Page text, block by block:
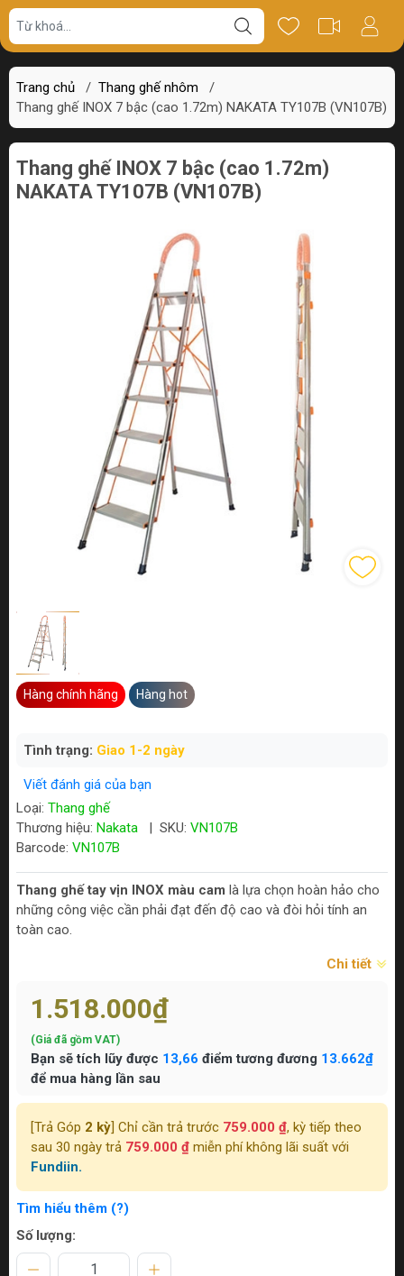
Trang chủ / Thang ghế nhôm
/
Thang ghế INOX 7 bậc (cao 1.72m) NAKATA TY107B (VN107B)
Giá bán Thông số Review
Thang ghế INOX 7 bậc (cao 1.72m)
NAKATA TY107B (VN107B)
Hàng chính hãng Hàng hot
Tình trạng: Giao 1-2 ngày
Viết đánh giá của bạn
Loại: Thang ghế
Thương hiệu: Nakata SKU: VN107B
Barcode: VN107B
Thang ghế tay vịn INOX màu cam là lựa chọn hoàn hảo cho
những công việc cần phải đạt đến độ cao và đòi hỏi tính an
toàn cao.
Chi tiết
1.518.000₫
(Giá đã gồm VAT)
Bạn sẽ tích lũy được 13,66 điểm tương đương 13.662₫
để mua hàng lần sau
[Trả Góp 2 kỳ ] Chỉ cần trả trước 759.000 ₫, kỳ tiếp theo
sau 30 ngày trả 759.000 ₫ miễn phí không lãi suất với
Fundiin.
Tìm hiểu thêm (?)
Số lượng: